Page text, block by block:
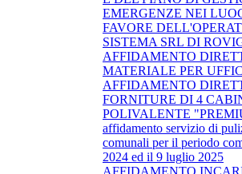
EMERGENZE NEI
FAVORE
SISTEMA SRL DI
AFFIDAMENTO
MATERIALE PER
AFFIDAMENTO
FORNITURE DI 4
POLIVALENTE
affidamento servizio di
comunali per il periodo
2024 ed il 9 luglio 2025
AFFIDAMENTO